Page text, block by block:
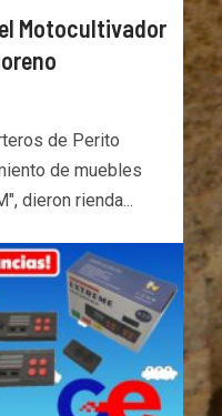
Motocultivador
de Perito
de muebles
dieron rienda...